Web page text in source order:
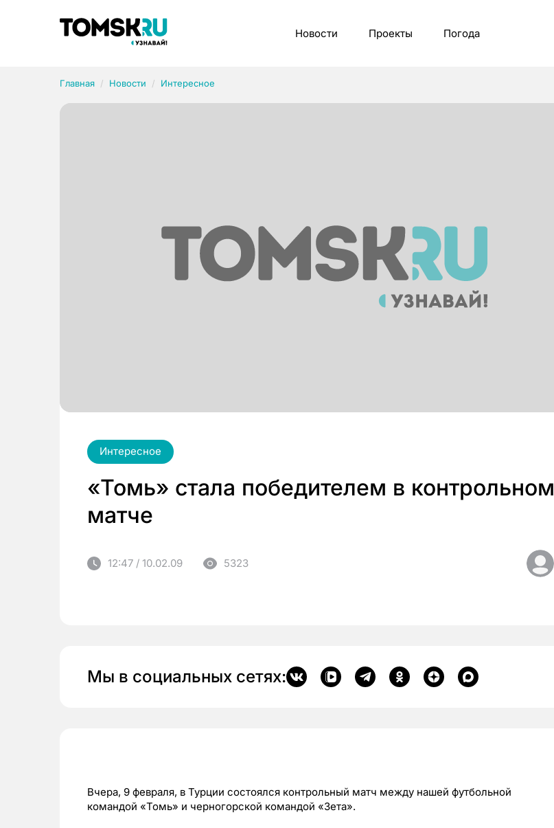
Новости Проекты Погода
Главная Новости Интересное
Интересное
«Томь» стала победителем в контрольном
матче
12:47 / 10.02.09 5323
Мы в социальных сетях:
Вчера, 9 февраля, в Турции состоялся контрольный матч между нашей футбольной
командой «Томь» и черногорской командой «Зета».
Рубрики